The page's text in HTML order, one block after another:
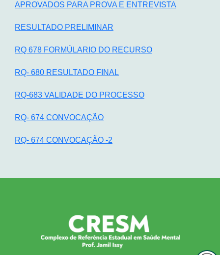
APROVADOS PARA PROVA E ENTREVISTA
RESULTADO PRELIMINAR
RQ 678 FORMÚLARIO DO RECURSO
RQ- 680 RESULTADO FINAL
RQ-683 VALIDADE DO PROCESSO
RQ- 674 CONVOCAÇÃO
RQ- 674 CONVOCAÇÃO -2